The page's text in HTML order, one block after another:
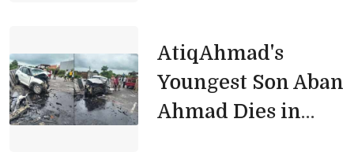
AtiqAhmad's
Youngest Son Aban
Ahmad Dies in